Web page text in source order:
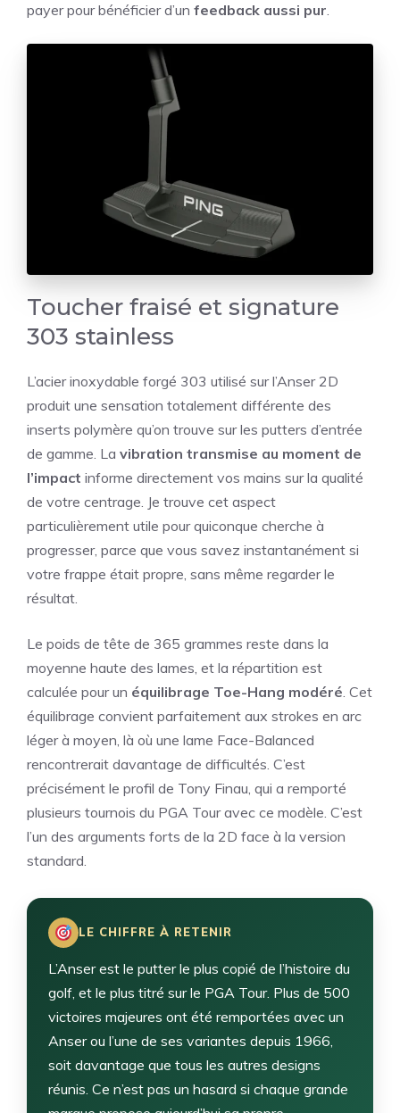
payer pour bénéficier d’un feedback aussi pur.
Toucher fraisé et signature
303 stainless
L’acier inoxydable forgé 303 utilisé sur l’Anser 2D
produit une sensation totalement différente des
inserts polymère qu’on trouve sur les putters d’entrée
de gamme. La vibration transmise au moment de
l’impact informe directement vos mains sur la qualité
de votre centrage. Je trouve cet aspect
particulièrement utile pour quiconque cherche à
progresser, parce que vous savez instantanément si
votre frappe était propre, sans même regarder le
résultat.
Le poids de tête de 365 grammes reste dans la
moyenne haute des lames, et la répartition est
calculée pour un équilibrage Toe-Hang modéré . Cet
équilibrage convient parfaitement aux strokes en arc
léger à moyen, là où une lame Face-Balanced
rencontrerait davantage de difficultés. C’est
précisément le profil de Tony Finau, qui a remporté
plusieurs tournois du PGA Tour avec ce modèle. C’est
l’un des arguments forts de la 2D face à la version
standard.
LE CHIFFRE À RETENIR
L’Anser est le putter le plus copié de l’histoire du
golf, et le plus titré sur le PGA Tour. Plus de 500
victoires majeures ont été remportées avec un
Anser ou l’une de ses variantes depuis 1966,
soit davantage que tous les autres designs
réunis. Ce n’est pas un hasard si chaque grande